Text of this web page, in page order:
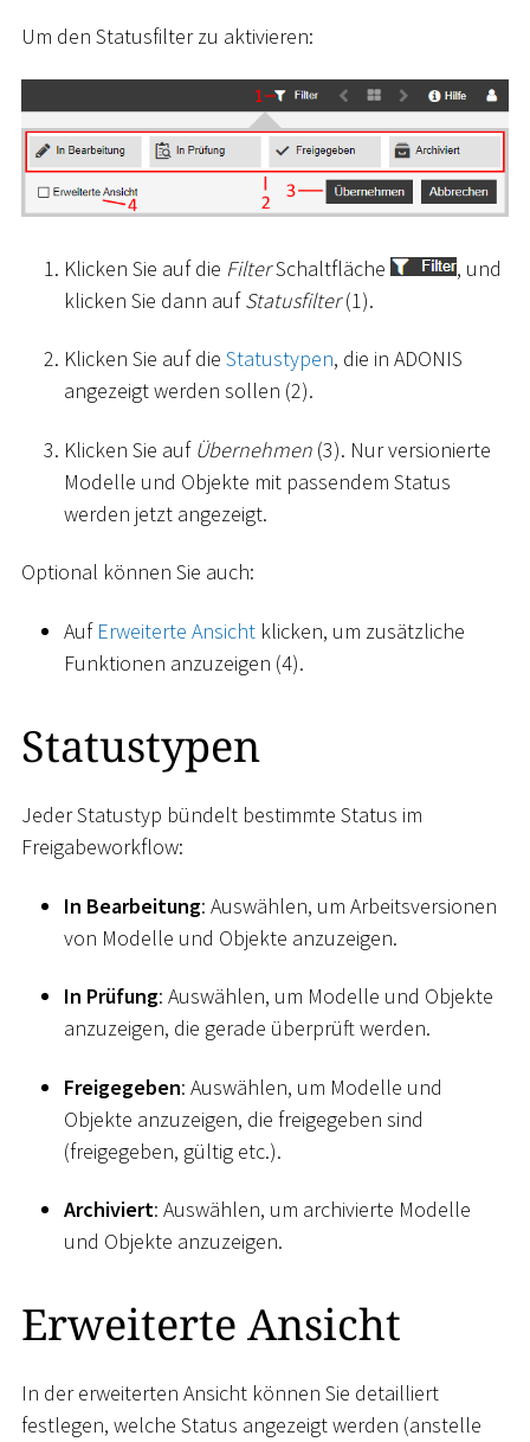
Um den Statusfilter zu aktivieren:
Klicken Sie auf die FilterSchaltfläche
, und
klicken Sie dann aufStatusfilter(1).
Klicken Sie auf die Statustypen, die in ADONIS
angezeigt werden sollen (2).
Klicken Sie auf Übernehmen (3). Nur versionierte
Modelle und Objekte mit passendem Status
werden jetzt angezeigt.
Optional können Sie auch:
Auf Erweiterte Ansicht klicken, um zusätzliche
Funktionen anzuzeigen (4).
Statustypen
Jeder Statustyp bündelt bestimmte Status im
Freigabeworkflow:
In Bearbeitung: Auswählen, um Arbeitsversionen
von Modelle und Objekte anzuzeigen.
In Prüfung: Auswählen, um Modelle und Objekte
anzuzeigen, die gerade überprüft werden.
Freigegeben: Auswählen, um Modelle und
Objekte anzuzeigen, die freigegeben sind
(freigegeben, gültig etc.).
Archiviert: Auswählen, um archivierte Modelle
und Objekte anzuzeigen.
Erweiterte Ansicht
In der erweiterten Ansicht können Sie detailliert
festlegen, welche Status angezeigt werden (anstelle